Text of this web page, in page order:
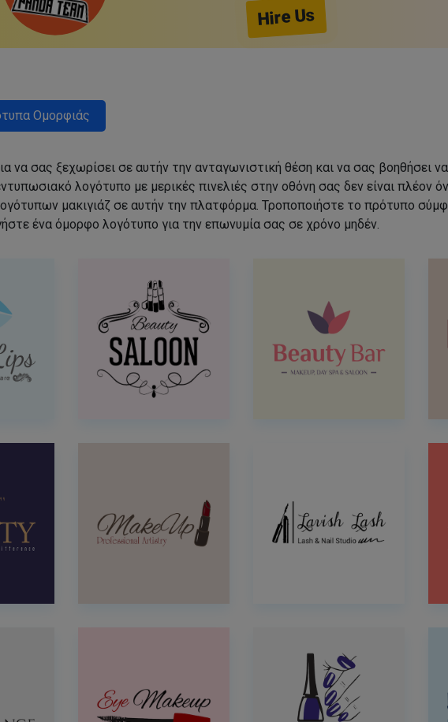
Hire Us
Ομορφιάς
να σας ξεχωρίσει σε αυτήν την ανταγωνιστική θέση και να σας βοηθήσει
λογότυπο με μερικές πινελιές στην οθόνη σας δεν είναι πλέον
μακιγιάζ σε αυτήν την πλατφόρμα. Τροποποιήστε το πρότυπο
ένα όμορφο λογότυπο για την επωνυμία σας σε χρόνο μηδέν.